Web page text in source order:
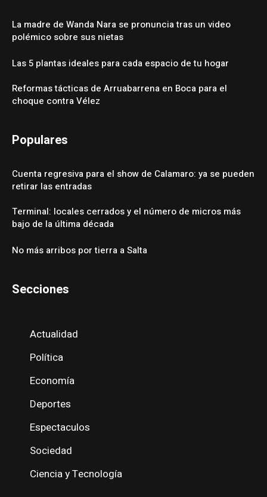
La madre de Wanda Nara se pronuncia tras un video
polémico sobre sus nietas
Las 5 plantas ideales para cada espacio de tu hogar
Reformas tácticas de Arruabarrena en Boca para el
choque contra Vélez
Populares
Cuenta regresiva para el show de Calamaro: ya se pueden
retirar las entradas
Terminal: locales cerrados y el número de micros más
bajo de la última década
No más arribos por tierra a Salta
Secciones
Actualidad
Política
Economía
Deportes
Espectaculos
Sociedad
Ciencia y Tecnología